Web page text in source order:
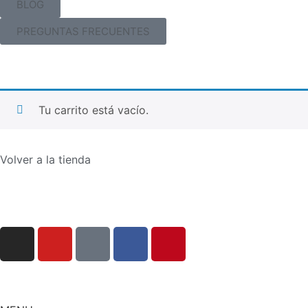
BLOG
PREGUNTAS FRECUENTES
Tu carrito está vacío.
Volver a la tienda